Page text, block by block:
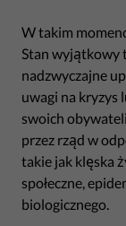
W takim
Stan wyjątkowy
nadzwyczajne
uwagi na kryzys
swoich
przez rząd w
takie jak klęska
społeczne,
biologicznego.